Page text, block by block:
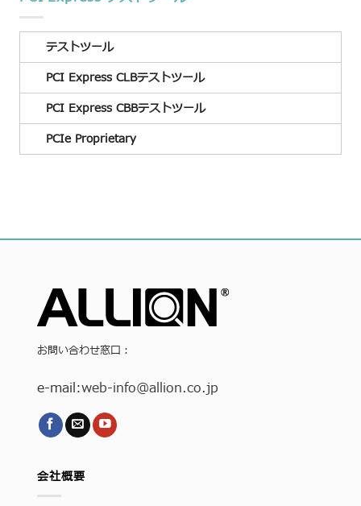
テストツール
PCI Express CLBテストツール
PCI Express CBBテストツール
PCIe Proprietary
お問い合わせ窓口：
e-mail:web-info@allion.co.jp
会社概要